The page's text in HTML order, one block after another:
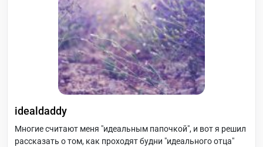
idealdaddy
Многие считают меня "идеальным папочкой", и вот я решил
рассказать о том, как проходят будни "идеального отца"